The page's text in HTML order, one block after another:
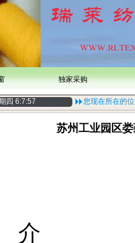
独家采购
四 6:7:57 您现在所在的
苏州工业园区
介